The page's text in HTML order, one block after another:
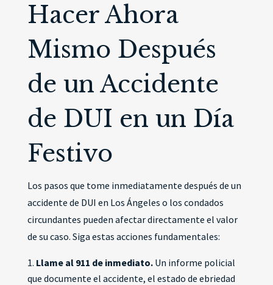
Hacer Ahora
Mismo Después
de un Accidente
de DUI en un Día
Festivo
Los pasos que tome inmediatamente después de un
accidente de DUI en Los Ángeles o los condados
circundantes pueden afectar directamente el valor
de su caso. Siga estas acciones fundamentales:
Llame al 911 de inmediato.Un informe policial
que documente el accidente, el estado de ebriedad